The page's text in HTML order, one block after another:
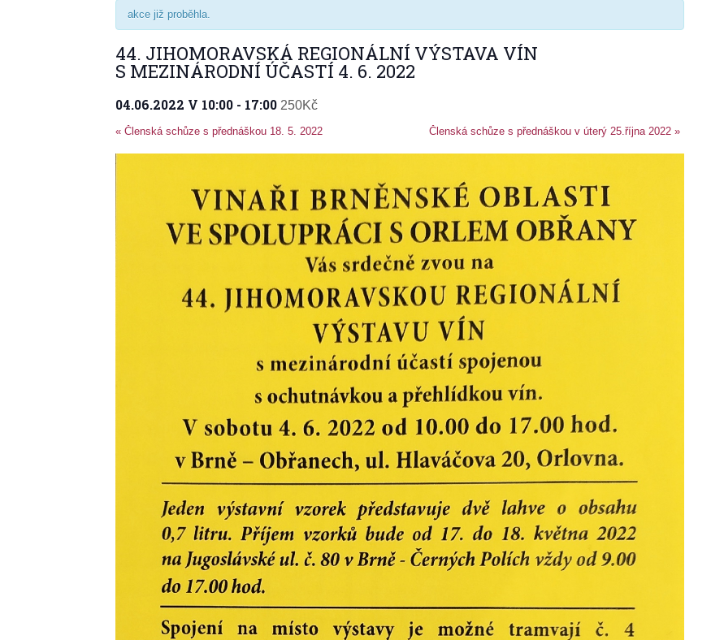
akce již proběhla.
44. JIHOMORAVSKÁ REGIONÁLNÍ VÝSTAVA VÍN
S MEZINÁRODNÍ ÚČASTÍ 4. 6. 2022
04.06.2022 V 10:00 - 17:00 250Kč
« Členská schůze s přednáškou 18. 5. 2022 Členská schůze s přednáškou v úterý 25.října 2022 »